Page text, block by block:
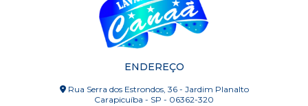
ENDEREÇO
Rua Serra dos Estrondos, 36 - Jardim Planalto
Carapicuíba - SP - 06362-320